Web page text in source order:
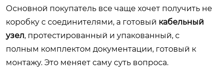
Основной покупатель все чаще хочет получить не
коробку с соединителями, а готовый кабельный
узел, протестированный и упакованный, с
полным комплектом документации, готовый к
монтажу. Это меняет саму суть вопроса.